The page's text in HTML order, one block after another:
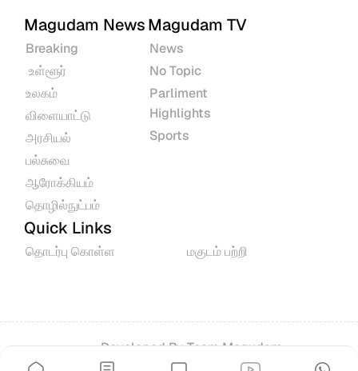
Magudam News
Breaking
உள்ளூர்
உலகம்
விளையாட்டு
அரசியல்
பல்சுவை
ஆரோக்கியம்
தொழில்நுட்பம்
Magudam TV
News
No Topic
Parliment
Highlights
Sports
Quick Links
தொடர்பு கொள்ள மகுடம் பற்றி
Developed By Team Magudam
© 2026 All rights reserved.